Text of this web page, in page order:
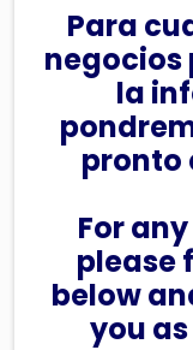
Para
negocios
la
pronto
For
please
below
you